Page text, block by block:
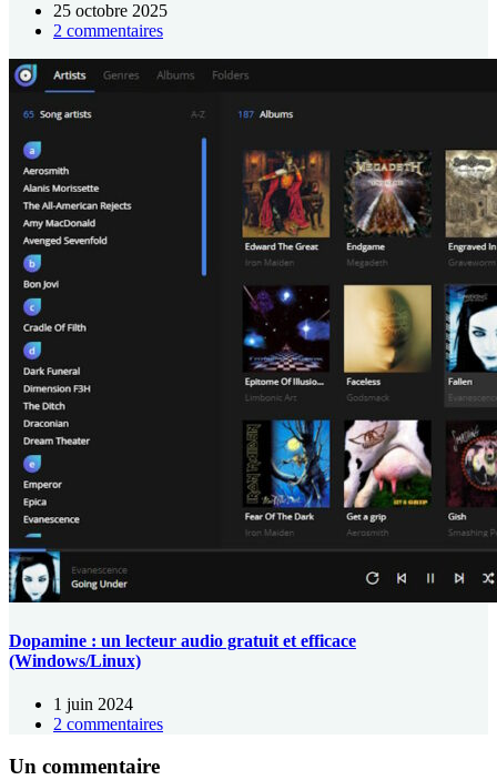
25 octobre 2025
2 commentaires
Dopamine : un lecteur audio gratuit et efficace
(Windows/Linux)
1 juin 2024
2 commentaires
Un commentaire